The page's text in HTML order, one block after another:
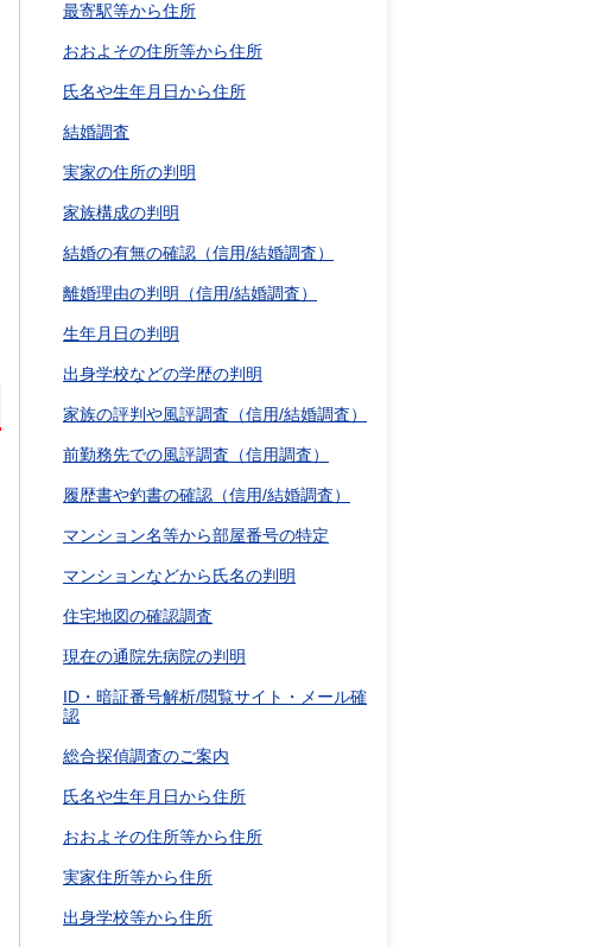
最寄駅等から住所
おおよその住所等から住所
氏名や生年月日から住所
結婚調査
実家の住所の判明
家族構成の判明
結婚の有無の確認（信用/結婚調査）
離婚理由の判明（信用/結婚調査）
生年月日の判明
出身学校などの学歴の判明
家族の評判や風評調査（信用/結婚調査）
前勤務先での風評調査（信用調査）
履歴書や釣書の確認（信用/結婚調査）
マンション名等から部屋番号の特定
マンションなどから氏名の判明
住宅地図の確認調査
現在の通院先病院の判明
ID・暗証番号解析/閲覧サイト・メール確
認
総合探偵調査のご案内
氏名や生年月日から住所
おおよその住所等から住所
実家住所等から住所
出身学校等から住所